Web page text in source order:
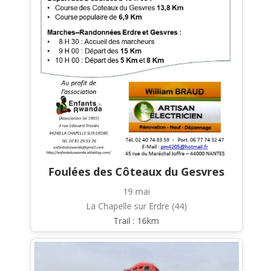
Foulées des Côteaux du Gesvres
19 mai
La Chapelle sur Erdre (44)
Trail : 16km